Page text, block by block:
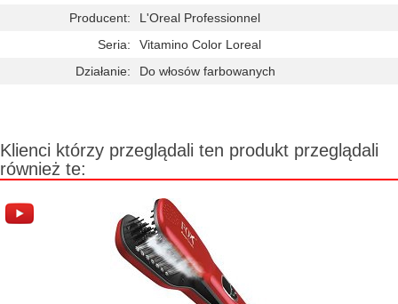
Producent:
L'Oreal Professionnel
Seria:
Vitamino Color Loreal
Działanie:
Do włosów farbowanych
Klienci którzy przeglądali ten produkt przeglądali
również te: